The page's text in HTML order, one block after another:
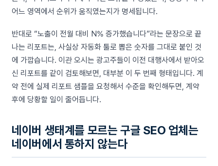
어느 영역에서 순위가 움직였는지가 명세됩니다.
반대로 “노출이 전월 대비 N% 증가했습니다”라는 문장으로 끝
나는 리포트는, 사실상 자동화 툴로 뽑은 숫자를 그대로 붙인 것
에 가깝습니다. 이관 오시는 광고주들이 이전 대행사에서 받아오
신 리포트를 같이 검토해보면, 대부분 이 두 번째 형태입니다. 계
약 전에 실제 리포트 샘플을 요청해서 수준을 확인해두면, 계약
후에 당황할 일이 줄어듭니다.
네이버 생태계를 모르는 구글 SEO 업체는
네이버에서 통하지 않는다